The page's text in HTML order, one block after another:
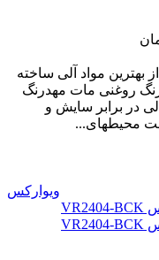
مواد آلی ساخته
روغنی مات مهدرنگ
در ﺑﺮاﺑﺮ ﺳﺎﯾﺶ و
ﻣﺤﯿﻄ‌‌ﻬﺎی...
ویوارکس